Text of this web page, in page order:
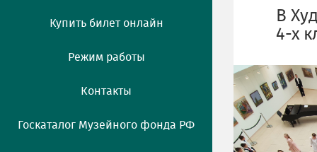
Купить билет онлайн
Режим работы
Контакты
Госкаталог Музейного фонда РФ
В
4-х